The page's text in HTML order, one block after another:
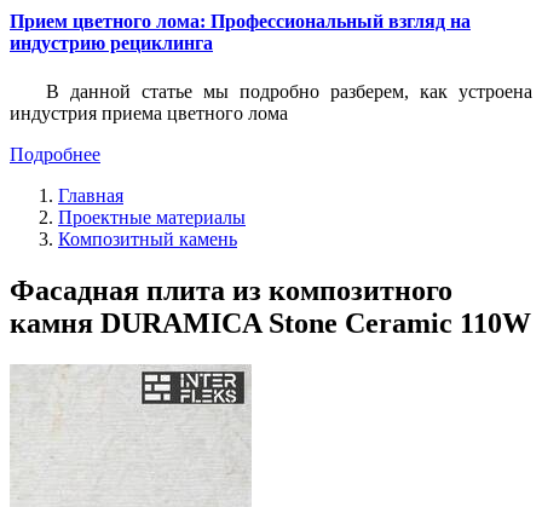
Прием цветного лома: Профессиональный взгляд на
индустрию рециклинга
В данной статье мы подробно разберем, как устроена
индустрия приема цветного лома
Подробнее
Главная
Проектные материалы
Композитный камень
Фасадная плита из композитного
камня DURAMICA Stone Ceramic 110W